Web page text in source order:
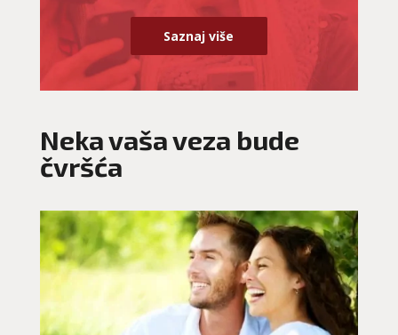
Saznaj više
Neka vaša veza bude
čvršća